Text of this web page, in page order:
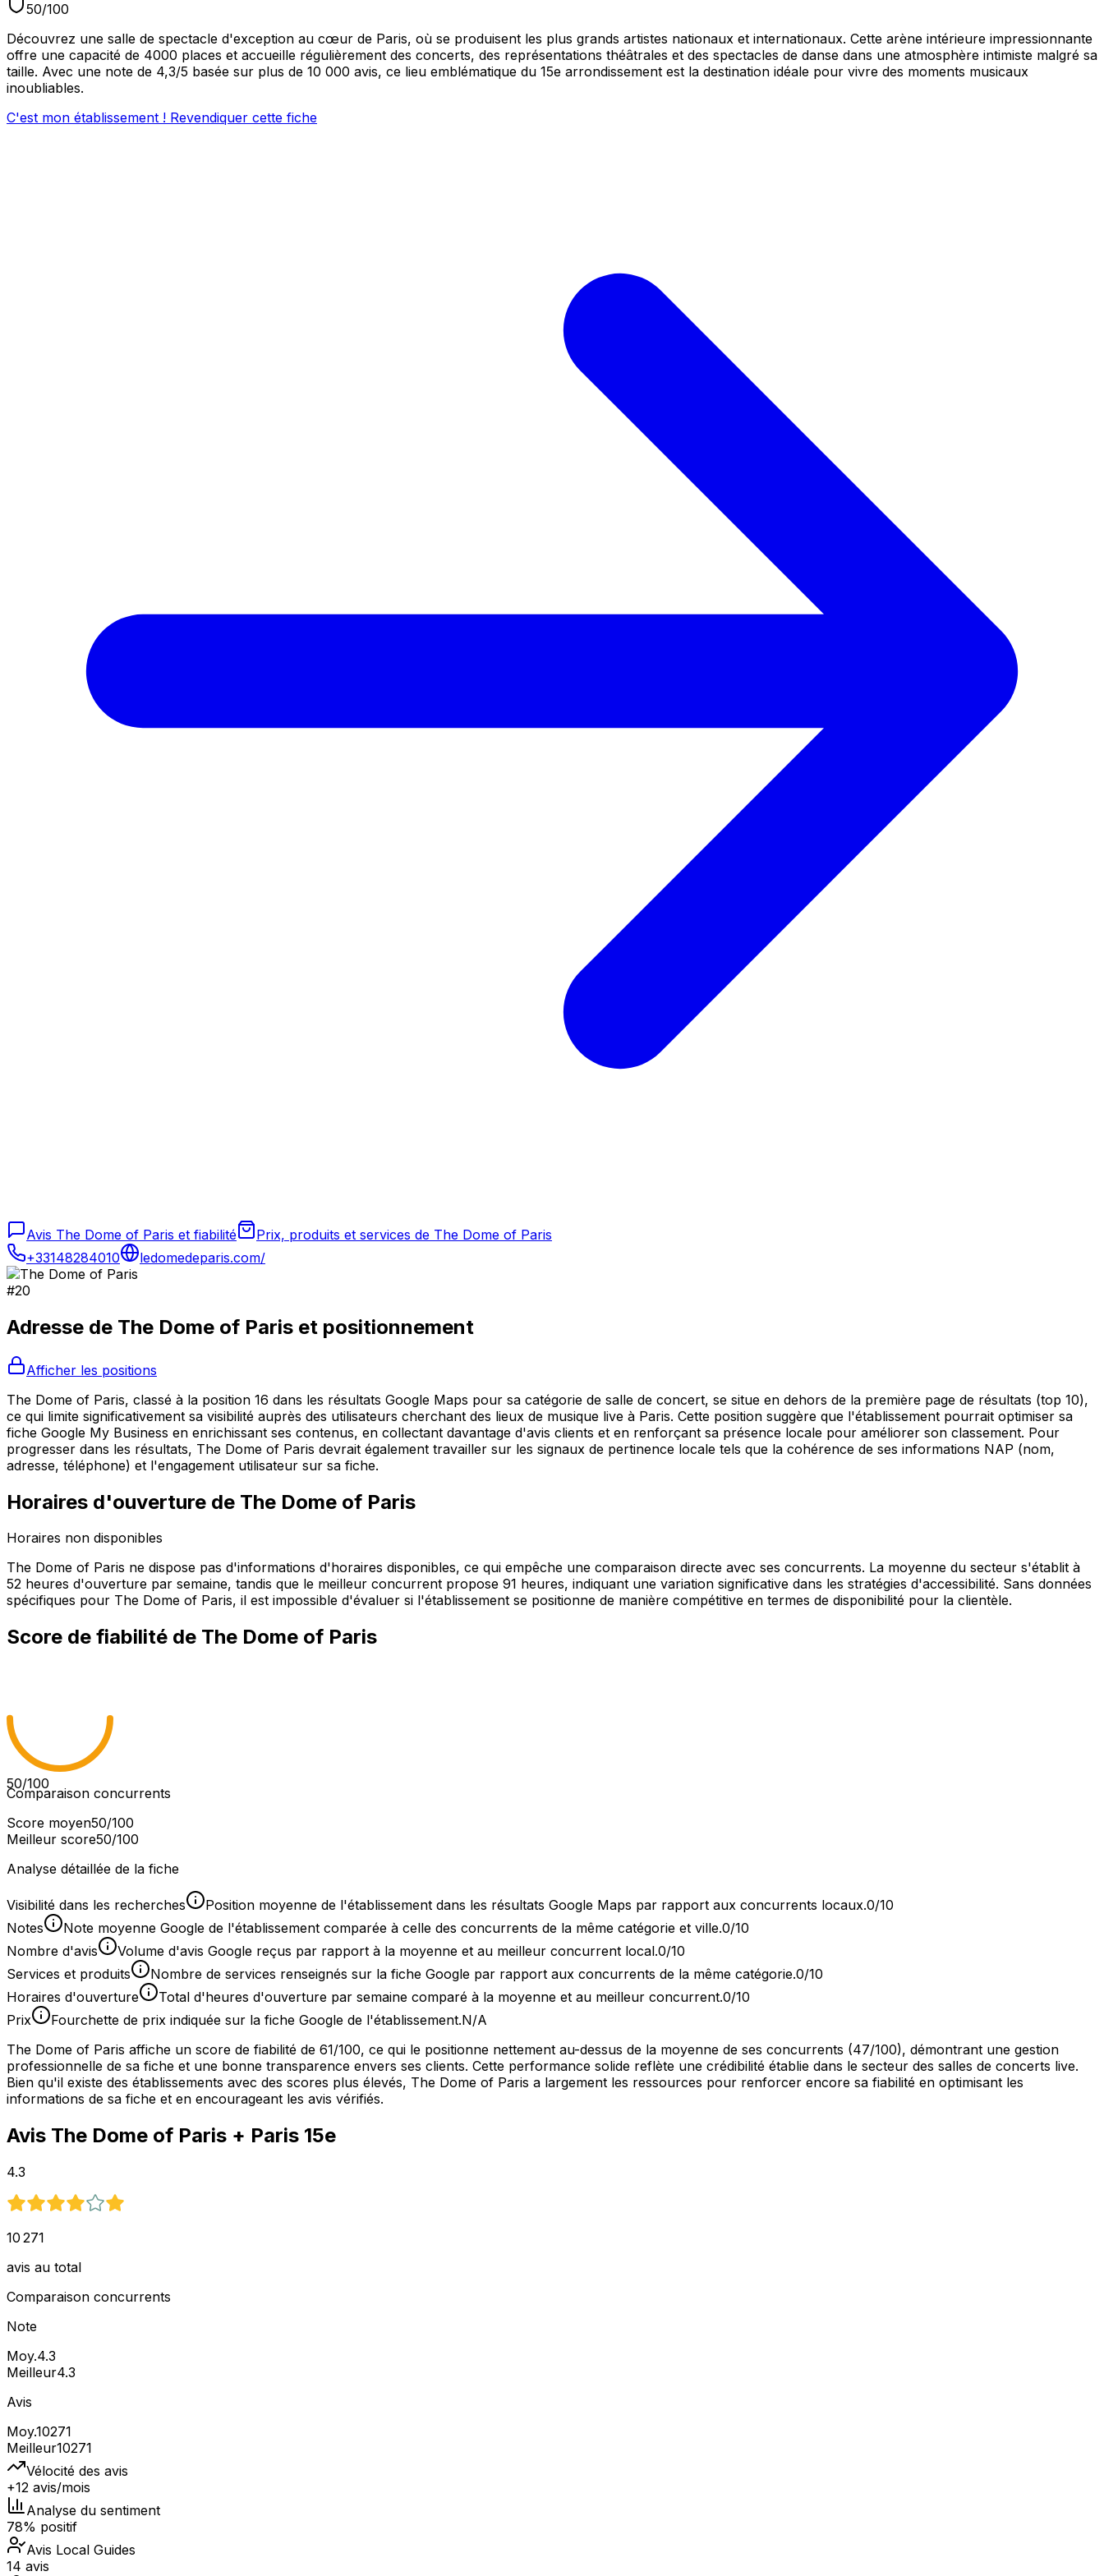
50/100
Découvrez une salle de spectacle d'exception au cœur de Paris, où se produisent les plus grands artistes nationaux et internationaux. Cette arène intérieure impressionnante
offre une capacité de 4000 places et accueille régulièrement des concerts, des représentations théâtrales et des spectacles de danse dans une atmosphère intimiste malgré sa
taille. Avec une note de 4,3/5 basée sur plus de 10 000 avis, ce lieu emblématique du 15e arrondissement est la destination idéale pour vivre des moments musicaux
inoubliables.
C'est mon établissement ! Revendiquer cette fiche
Avis The Dome of Paris et fiabilité
Prix, produits et services de The Dome of Paris
+33148284010
ledomedeparis.com/
#20
Adresse de The Dome of Paris et positionnement
Afficher les positions
The Dome of Paris, classé à la position 16 dans les résultats Google Maps pour sa catégorie de salle de concert, se situe en dehors de la première page de résultats (top 10),
ce qui limite significativement sa visibilité auprès des utilisateurs cherchant des lieux de musique live à Paris. Cette position suggère que l'établissement pourrait optimiser sa
fiche Google My Business en enrichissant ses contenus, en collectant davantage d'avis clients et en renforçant sa présence locale pour améliorer son classement. Pour
progresser dans les résultats, The Dome of Paris devrait également travailler sur les signaux de pertinence locale tels que la cohérence de ses informations NAP (nom,
adresse, téléphone) et l'engagement utilisateur sur sa fiche.
Horaires d'ouverture de The Dome of Paris
Horaires non disponibles
The Dome of Paris ne dispose pas d'informations d'horaires disponibles, ce qui empêche une comparaison directe avec ses concurrents. La moyenne du secteur s'établit à
52 heures d'ouverture par semaine, tandis que le meilleur concurrent propose 91 heures, indiquant une variation significative dans les stratégies d'accessibilité. Sans données
spécifiques pour The Dome of Paris, il est impossible d'évaluer si l'établissement se positionne de manière compétitive en termes de disponibilité pour la clientèle.
Score de fiabilité de The Dome of Paris
50/100
Comparaison concurrents
Score moyen50/100
Meilleur score50/100
Analyse détaillée de la fiche
Visibilité dans les recherches Position moyenne de l'établissement dans les résultats Google Maps par rapport aux concurrents locaux.0/10
Notes
Note moyenne Google de l'établissement comparée à celle des concurrents de la même catégorie et ville.0/10
Nombre d'avis
Volume d'avis Google reçus par rapport à la moyenne et au meilleur concurrent local.0/10
Services et produits
Nombre de services renseignés sur la fiche Google par rapport aux concurrents de la même catégorie.0/10
Horaires d'ouverture
Total d'heures d'ouverture par semaine comparé à la moyenne et au meilleur concurrent.0/10
Prix
Fourchette de prix indiquée sur la fiche Google de l'établissement.N/A
The Dome of Paris affiche un score de fiabilité de 61/100, ce qui le positionne nettement au-dessus de la moyenne de ses concurrents (47/100), démontrant une gestion
professionnelle de sa fiche et une bonne transparence envers ses clients. Cette performance solide reflète une crédibilité établie dans le secteur des salles de concerts live.
Bien qu'il existe des établissements avec des scores plus élevés, The Dome of Paris a largement les ressources pour renforcer encore sa fiabilité en optimisant les
informations de sa fiche et en encourageant les avis vérifiés.
Avis The Dome of Paris + Paris 15e
4.3
10 271
avis au total
Comparaison concurrents
Note
Moy.4.3
Meilleur4.3
Avis
Moy.10271
Meilleur10271
Vélocité des avis
+12 avis/mois
Analyse du sentiment
78% positif
Avis Local Guides
14 avis